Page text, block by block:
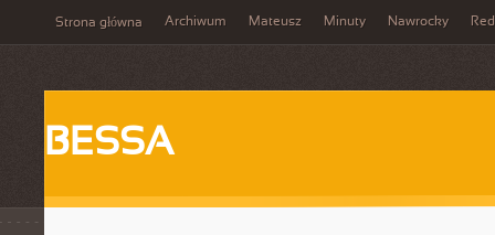
Strona główna Archiwum Mateusz Minuty Nawrocky
BESSA